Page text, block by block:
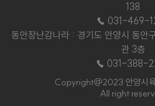
138
☎ 031-469-
동안장난감나라 : 경기도 안양시 동안
관 3층
☎ 031-388-
Copyright@2023 안양시육
All right